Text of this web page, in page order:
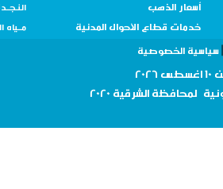
أسعار الذهب النـجــدة
خدمات قطاع الأحوال المدنية مــياه
الخصوصية
لمحافظةالشرقية 2020